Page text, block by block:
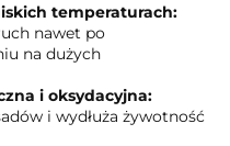
temperaturach:
nawet po
na dużych
i oksydacyjna:
i wydłuża żywotność